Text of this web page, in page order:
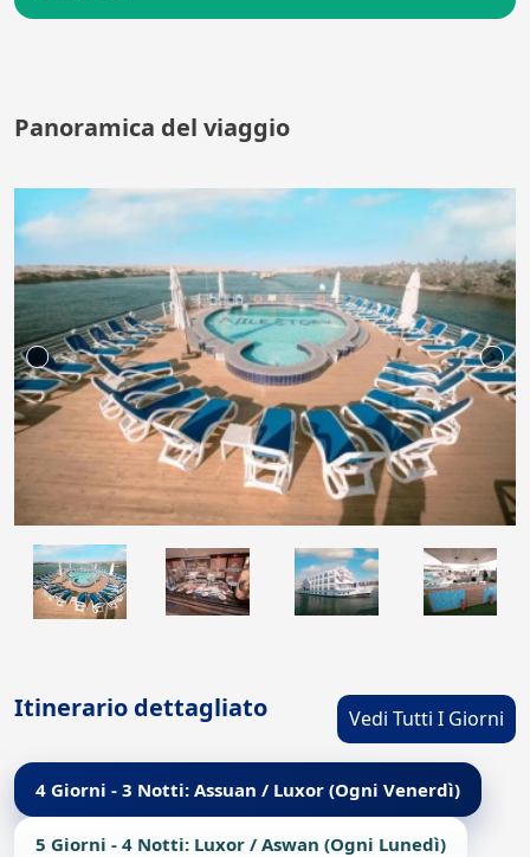
Panoramica del viaggio
Itinerario dettagliato Vedi Tutti I Giorni
4 Giorni - 3 Notti: Assuan / Luxor (Ogni Venerdì)
5 Giorni - 4 Notti: Luxor / Aswan (Ogni Lunedì)